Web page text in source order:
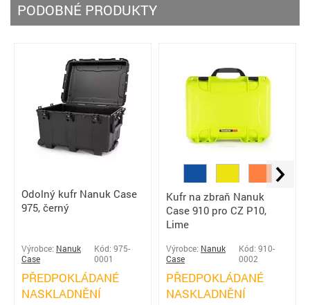
PODOBNÉ PRODUKTY
Odolný kufr Nanuk Case
975, černý
Výrobce: Nanuk
Case
Kód: 975-
0001
PŘEDPOKLÁDANÉ
NASKLADNĚNÍ
Kufr na zbraň Nanuk
Case 910 pro CZ P10,
Lime
Výrobce: Nanuk
Case
Kód: 910-
0002
PŘEDPOKLÁDANÉ
NASKLADNĚNÍ